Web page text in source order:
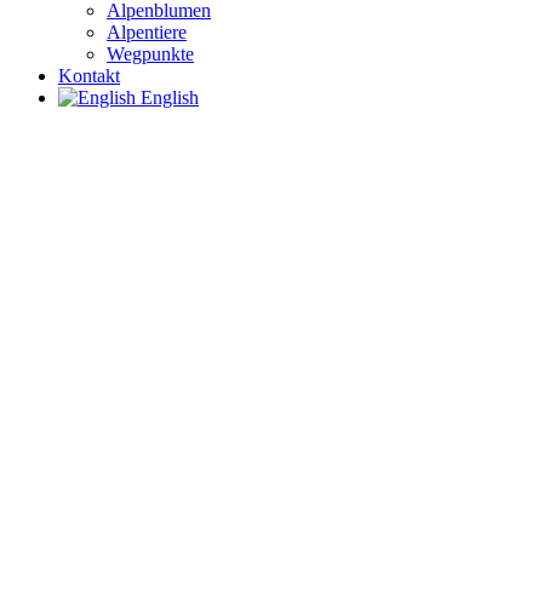
Alpenblumen
Alpentiere
Wegpunkte
Kontakt
English